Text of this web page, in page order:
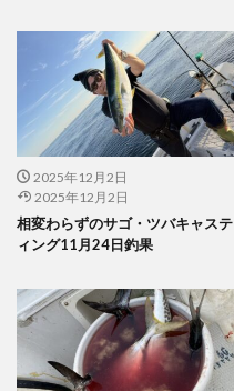
2025年12月2日
2025年12月2日
相変わらずのサゴ・ツバキャステ
ィング11月24日釣果